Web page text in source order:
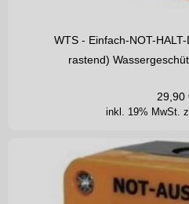
WTS - Einfach-NOT-
rastend)
inkl. 19% MwSt.
29,90